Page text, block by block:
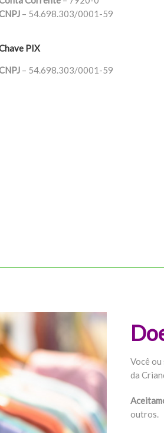
– 54.698.303/0001-59
PIX
– 54.698.303/0001-59
Você ou
da
outros.